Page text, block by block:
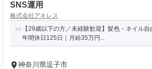
SNS運用
株式会社アキレス
【29歳以下の方／未経験歓迎】髪色・ネイル自
年間休日125日｜月給35万円...
神奈川県逗子市